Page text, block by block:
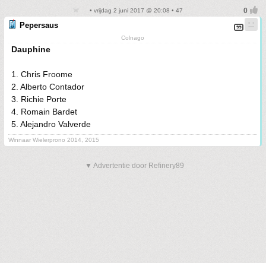
• vrijdag 2 juni 2017 @ 20:08 • 47
Pepersaus
Colnago
Dauphine
1. Chris Froome
2. Alberto Contador
3. Richie Porte
4. Romain Bardet
5. Alejandro Valverde
Winnaar Wielerprono 2014, 2015
▼ Advertentie door Refinery89